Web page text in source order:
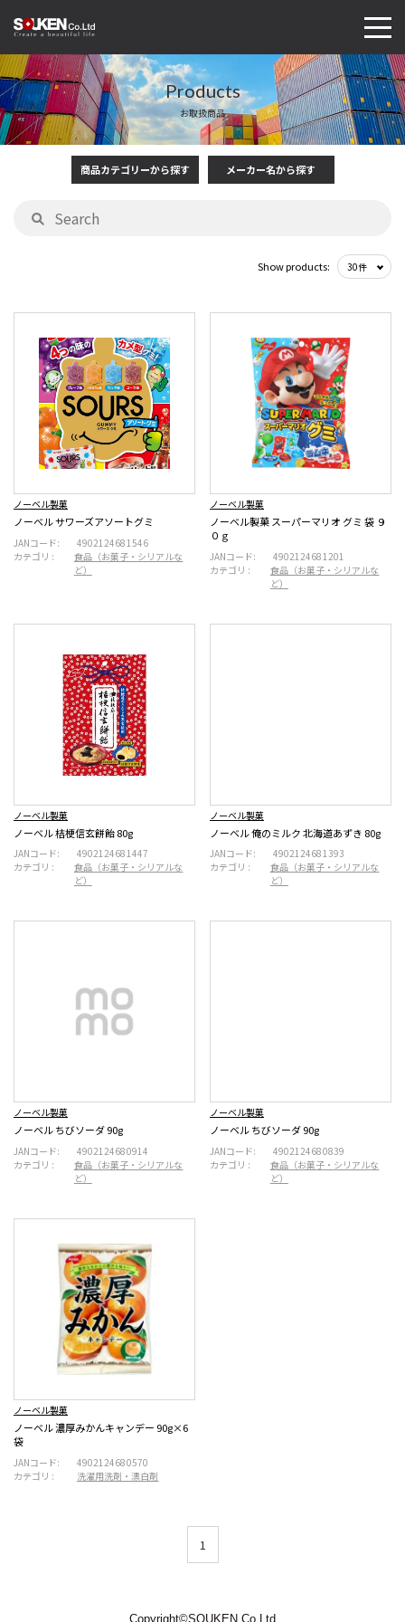
Products
お取扱商品
商品カテゴリーから探す メーカー名から探す
Show products:
ノーベル製菓
ノーベル サワーズアソートグミ
JANコード:
4902124681546
カテゴリ :
食品（お菓子・シリアルな
ど）
ノーベル製菓
ノーベル製菓 スーパーマリオ グミ 袋 ９
０ｇ
JANコード:
4902124681201
カテゴリ :
食品（お菓子・シリアルな
ど）
ノーベル製菓
ノーベル 桔梗信玄餅飴 80g
JANコード:
4902124681447
カテゴリ :
食品（お菓子・シリアルな
ど）
ノーベル製菓
ノーベル 俺のミルク 北海道あずき 80g
JANコード:
4902124681393
カテゴリ :
食品（お菓子・シリアルな
ど）
ノーベル製菓
ノーベル ちびソーダ 90g
JANコード:
4902124680914
カテゴリ :
食品（お菓子・シリアルな
ど）
ノーベル製菓
ノーベル ちびソーダ 90g
JANコード:
4902124680839
カテゴリ :
食品（お菓子・シリアルな
ど）
ノーベル製菓
ノーベル 濃厚みかんキャンデー 90g×6
袋
JANコード:
4902124680570
カテゴリ :
洗濯用洗剤・漂白剤
1
Copyright©SOUKEN Co.Ltd